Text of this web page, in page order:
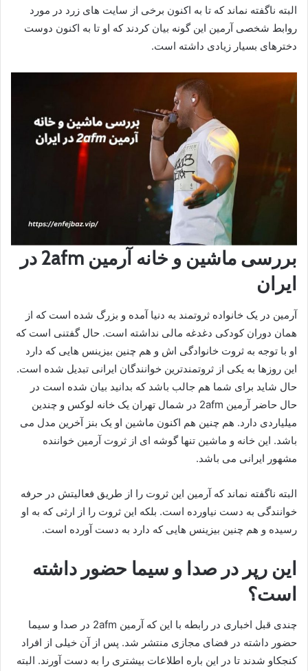
البته ناگفته نماند که تا به اکنون برخی از سایت‌ های زرد در مورد
روابط شخصی آرمین این گونه بیان کردند که او تا به اکنون دوست
دخترهای بسیار زیادی داشته است.
بررسی ماشین و خانه آرمین 2afm در
ایران
آرمین در یک خانواده ثروتمند به دنیا آمده و بزرگ شده است که از
همان دوران کودکی دغدغه مالی نداشته است. حال گفتنی است که
او با توجه به ثروت خانوادگی اش و هم چنین بیزینس‌ هایی که دارد
این روزها به یکی از ثروتمندترین خوانندگان ایرانی تبدیل شده است.
حال شاید برای شما هم جالب باشد که بدانید بیان شده است در
حال حاضر آرمین 2afm در شمال تهران یک خانه لوکس و چندین
میلیاردی دارد. هم چنین هم اکنون ماشین او یک بنز آخرین مدل می
باشد. این خانه و ماشین تنها گوشه‌ ای از ثروت آرمین خواننده
مشهور ایرانی می باشد.
البته ناگفته نماند که آرمین این ثروت را از طریق فعالیتش در حرفه
خوانندگی به دست نیاورده است. بلکه این ثروت را از ارثی که به او
رسیده و هم چنین بیزینس‌ هایی که دارد به دست آورده است.
این رپر در صدا و سیما حضور داشته
است؟
چندی قبل اخباری در رابطه با این که آرمین 2afm در صدا و سیما
حضور داشته در فضای مجازی منتشر شد. پس از آن خیلی از افراد
کنجکاو شدند تا در این باره اطلاعات بیشتری را به دست آورند. البته